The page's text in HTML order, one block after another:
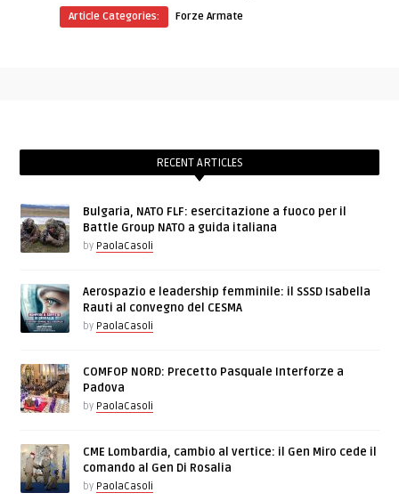
Article Categories:
Forze Armate
RECENT ARTICLES
Bulgaria, NATO FLF: esercitazione a fuoco per il
Battle Group NATO a guida italiana
by PaolaCasoli
Aerospazio e leadership femminile: il SSSD Isabella
Rauti al convegno del CESMA
by PaolaCasoli
COMFOP NORD: Precetto Pasquale Interforze a
Padova
by PaolaCasoli
CME Lombardia, cambio al vertice: il Gen Miro cede il
comando al Gen Di Rosalia
by PaolaCasoli